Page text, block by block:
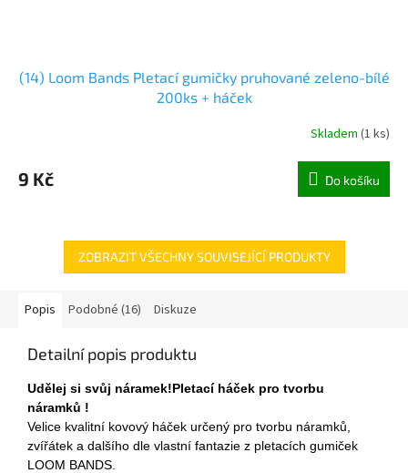
(14) Loom Bands Pletací gumičky pruhované zeleno-bílé
200ks + háček
Skladem (1 ks)
9 Kč Do košíku
ZOBRAZIT VŠECHNY SOUVISEJÍCÍ PRODUKTY
Popis Podobné (16) Diskuze
Detailní popis produktu
Udělej si svůj náramek!Pletací háček pro tvorbu
náramků !
Velice kvalitní kovový háček určený pro tvorbu náramků,
zvířátek a dalšího dle vlastní fantazie z pletacích gumiček
LOOM BANDS.